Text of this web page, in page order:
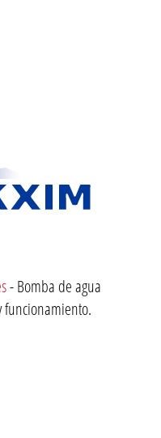
-Bomba de agua
funcionamiento.